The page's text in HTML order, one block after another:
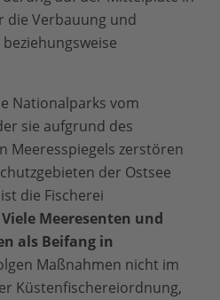
die Verbauung und
Nationalparks vom
sie aufgrund des
Meeresspiegels zerstören
der Ostsee
die Fischerei
Viele Meeresenten und
als Beifang in
Maßnahmen nicht im
Küstenfischereiordnung,